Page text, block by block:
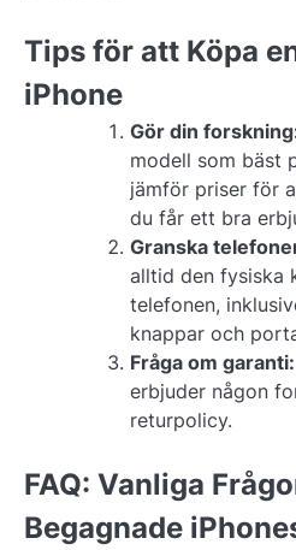
Tips för att Köpa
iPhone
Gör din
modell som bäst
jämför priser för
du får ett bra
Granska
alltid den fysiska
telefonen,
knappar och
Fråga om garanti:
erbjuder någon
returpolicy.
FAQ: Vanliga
Begagnade